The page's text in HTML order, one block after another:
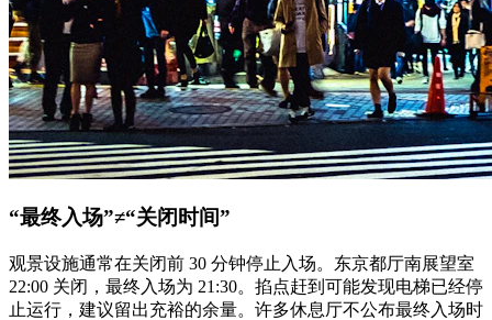
“最终入场”≠“关闭时间”
观景设施通常在关闭前 30 分钟停止入场。东京都厅南展望室
22:00 关闭，最终入场为 21:30。掐点赶到可能发现电梯已经停
止运行，建议留出充裕的余量。许多休息厅不公布最终入场时